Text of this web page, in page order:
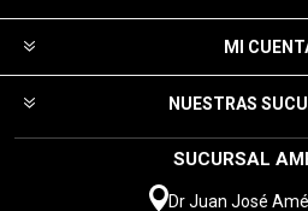
MI
NUESTRAS
SUCURSAL
Dr Juan José